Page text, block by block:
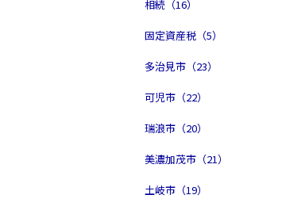
相続（16）
固定資産税（5）
多治見市（23）
可児市（22）
瑞浪市（20）
美濃加茂市（21）
土岐市（19）